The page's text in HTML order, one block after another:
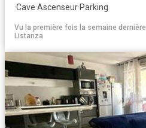
·Cave·Ascenseur·Parking
Vu la première fois la semaine dernière
Listanza